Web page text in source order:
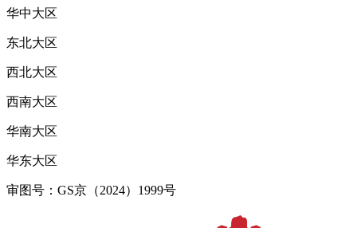
华中大区
东北大区
西北大区
西南大区
华南大区
华东大区
审图号：GS京（2024）1999号